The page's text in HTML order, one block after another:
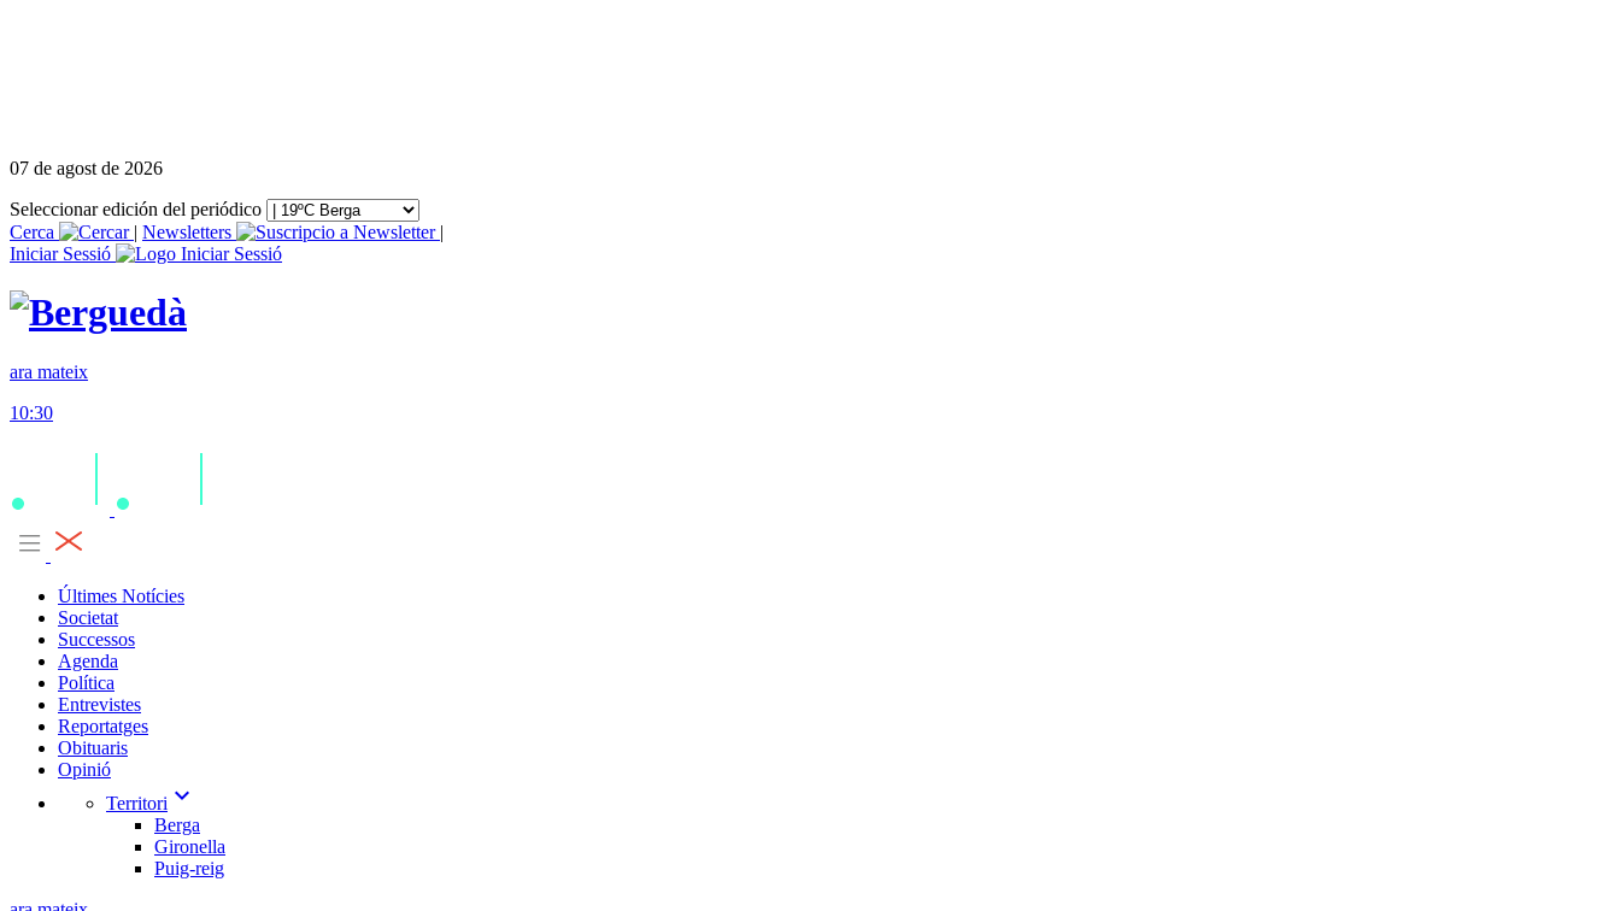
07 de agost de 2026
Seleccionar edición del periódico
Cerca
| Newsletters
|
Iniciar Sessió
ara mateix
10:30
Últimes Notícies
Societat
Successos
Agenda
Política
Entrevistes
Reportatges
Obituaris
Opinió
Territori expand_more
Berga
Gironella
Puig-reig